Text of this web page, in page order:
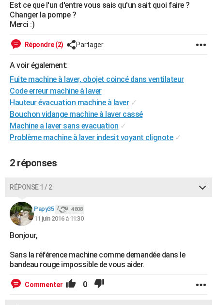
Destinations
City break
Voyage nature
Voyage de noces
Forum
Climat
PHOTO
GUIDES D'ACHAT
BONS PLANS
CARTE DE VOEUX
Carte de Noël
Carte Bonne année
Carte Saint-Valentin
Carte Pâques
Carte d'anniversaire
DICTIONNAIRE
Dictionnaire
Biographies
Citations
Expressions
Proverbes
PROGRAMME TV
COPAINS D'AVANT
S'inscrire
Se connecter
Lycées
Collèges
Primaires
Universités
Entreprises
Service militaire
Avis de recherche
FORUM
Bricolage
Lifestyle
Culture
Sport
Auto
Television
Voyage
Cinema
Est ce que l'un d'entre vous sais qu'un sait quoi faire ?
Changer la pompe ?
Merci :)
Répondre (2) Partager
A voir également:
Fuite machine à laver, obojet coincé dans ventilateur
Code erreur machine à laver
Hauteur évacuation machine à laver ✓
Bouchon vidange machine à laver cassé
Machine a laver sans evacuation ✓
Problème machine à laver indesit voyant clignote ✓
2 réponses
RÉPONSE 1 / 2
Papy35 4 808
11 juin 2016 à 11:30
Bonjour,
Sans la référence machine comme demandée dans le
bandeau rouge impossible de vous aider.
Commenter 0